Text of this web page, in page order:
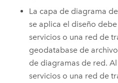
La capa de diagrama
se aplica el diseño
servicios o una red de
geodatabase de
de diagramas de red.
servicios o una red de